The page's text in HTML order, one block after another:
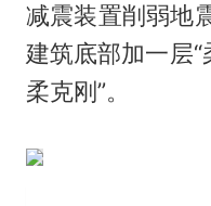
减震装置削弱地
建筑底部加一层“
柔克刚”。